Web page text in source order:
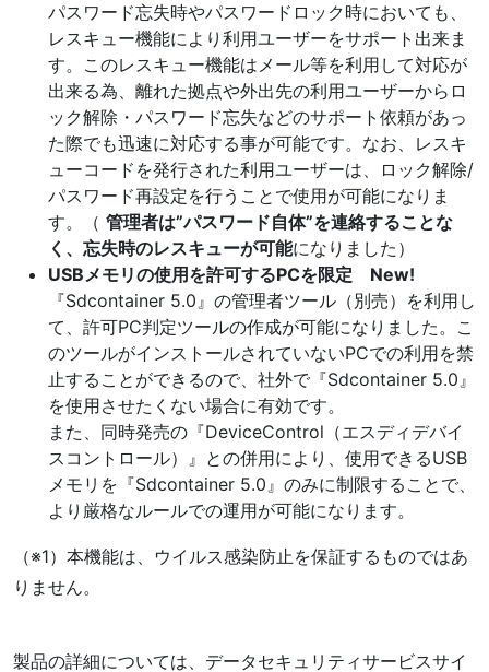
パスワード忘失時やパスワードロック時においても、
レスキュー機能により利用ユーザーをサポート出来ま
す。このレスキュー機能はメール等を利用して対応が
出来る為、離れた拠点や外出先の利用ユーザーからロ
ック解除・パスワード忘失などのサポート依頼があっ
た際でも迅速に対応する事が可能です。なお、レスキ
ューコードを発行された利用ユーザーは、ロック解除/
パスワード再設定を行うことで使用が可能になりま
す。（ 管理者は”パスワード自体”を連絡することな
く、忘失時のレスキューが可能になりました）
USBメモリの使用を許可するPCを限定 New!
『Sdcontainer 5.0』の管理者ツール（別売）を利用し
て、許可PC判定ツールの作成が可能になりました。こ
のツールがインストールされていないPCでの利用を禁
止することができるので、社外で『Sdcontainer 5.0』
を使用させたくない場合に有効です。
また、同時発売の『DeviceControl（エスディデバイ
スコントロール）』との併用により、使用できるUSB
メモリを『Sdcontainer 5.0』のみに制限することで、
より厳格なルールでの運用が可能になります。
（※1）本機能は、ウイルス感染防止を保証するものではあ
りません。
製品の詳細については、データセキュリティサービスサイ